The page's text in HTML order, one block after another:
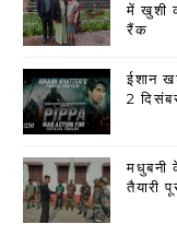
में खुशी
रैंक
ईशान
2
मधुबनी
तैयारी